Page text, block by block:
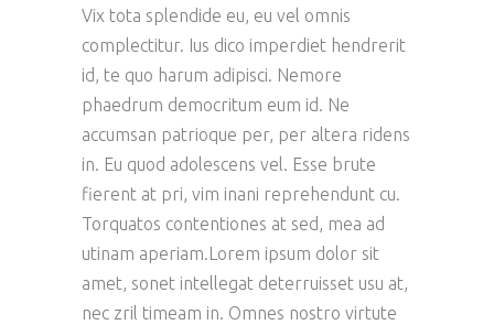
Vix tota splendide eu, eu vel omnis
complectitur. Ius dico imperdiet hendrerit
id, te quo harum adipisci. Nemore
phaedrum democritum eum id. Ne
accumsan patrioque per, per altera ridens
in. Eu quod adolescens vel. Esse brute
fierent at pri, vim inani reprehendunt cu.
Torquatos contentiones at sed, mea ad
utinam aperiam.Lorem ipsum dolor sit
amet, sonet intellegat deterruisset usu at,
nec zril timeam in. Omnes nostro virtute